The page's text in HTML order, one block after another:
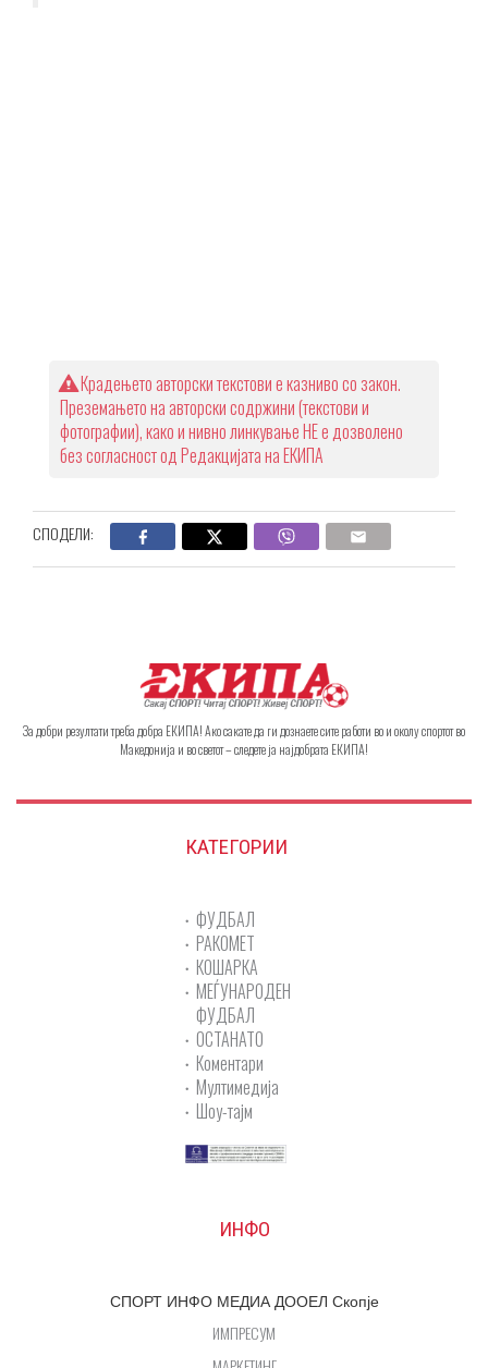
Крадењето авторски текстови е казниво со закон.
Преземањето на авторски содржини (текстови и
фотографии), како и нивно линкување НЕ е дозволено
без согласност од Редакцијата на ЕКИПА
СПОДЕЛИ:
За добри резултати треба добра ЕКИПА! Ако сакате да ги дознаете сите работи во и околу спортот во
Македонија и во светот – следете ја најдобрата ЕКИПА!
КАТЕГОРИИ
ФУДБАЛ
РАКОМЕТ
КОШАРКА
МЕЃУНАРОДЕН
ФУДБАЛ
ОСТАНАТО
Коментари
Мултимедија
Шоу-тајм
ИНФО
СПОРТ ИНФО МЕДИА ДООЕЛ Скопје
ИМПРЕСУМ